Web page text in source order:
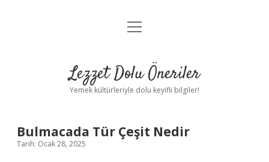
Anasayfa
Yasal Uyarı
menüyü
Lezzet Dolu Öneriler
Yemek kültürleriyle dolu keyifli bilgiler!
Bulmacada Tür Çeşit Nedir
Tarih: Ocak 28, 2025